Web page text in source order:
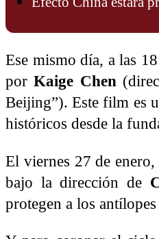
Ese mismo día, a las
porKaige Chen
Beijing”). Este film es
históricos desde la
El viernes 27 de
bajo la dirección de
protegen a los